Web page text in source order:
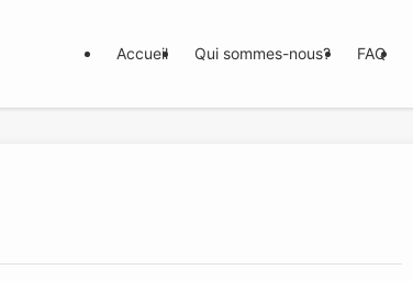
Accueil Qui sommes-nous? FAQ